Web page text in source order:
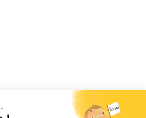
Abonnez-vous à la newsletter et recevez